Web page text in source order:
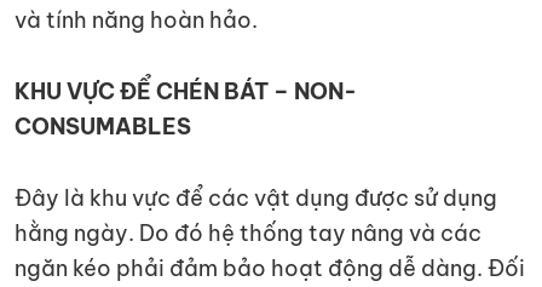
và tính năng hoàn hảo.
KHU VỰC ĐỂ CHÉN BÁT – NON-
CONSUMABLES
Đây là khu vực để các vật dụng được sử dụng
hằng ngày. Do đó hệ thống tay nâng và các
ngăn kéo phải đảm bảo hoạt động dễ dàng. Đối